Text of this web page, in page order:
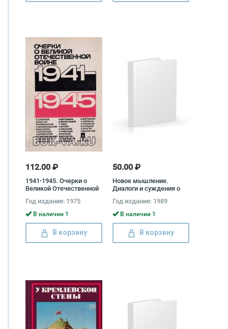
112.00 ₽
1941-1945. Очерки о
Великой Отечественной
Год издания: 1975
В наличии 1
В корзину
50.00 ₽
Новое мышление.
Диалоги и суждения о
революции и наших
реформах Федор
Бурлацкий
Год издания: 1989
В наличии 1
В корзину